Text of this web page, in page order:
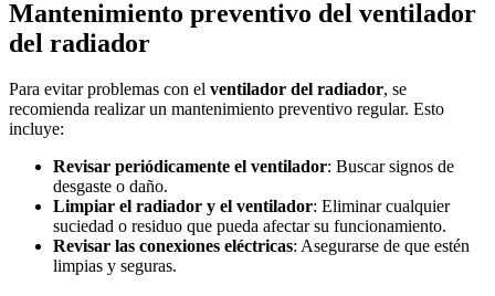
Mantenimiento preventivo del ventilador
del radiador
Para evitar problemas con el ventilador del radiador, se
recomienda realizar un mantenimiento preventivo regular. Esto
incluye:
Revisar periódicamente el ventilador: Buscar signos de
desgaste o daño.
Limpiar el radiador y el ventilador: Eliminar cualquier
suciedad o residuo que pueda afectar su funcionamiento.
Revisar las conexiones eléctricas: Asegurarse de que estén
limpias y seguras.